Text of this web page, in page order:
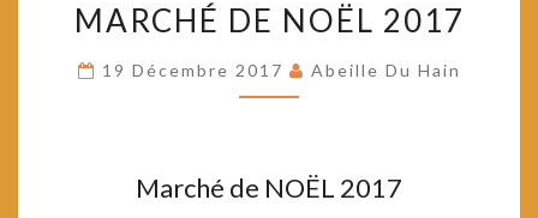
DE
NOËL
2017
MARCHÉ DE NOËL 2017
19 Décembre 2017 Abeille Du Hain
Marché de NOËL 2017